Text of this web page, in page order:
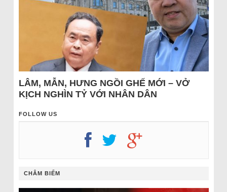
LÂM, MẪN, HƯNG NGỒI GHẾ MỚI – VỞ
KỊCH NGHÌN TỶ VỚI NHÂN DÂN
FOLLOW US
CHÂM BIẾM